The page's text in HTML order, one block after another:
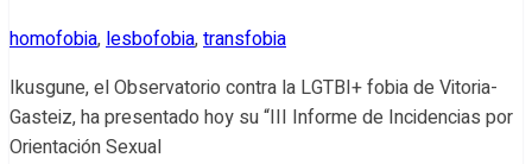
homofobia,lesbofobia,transfobia
Ikusgune, el Observatorio contra la LGTBI+ fobia de Vitoria-
Gasteiz, ha presentado hoy su “III Informe de Incidencias por
Orientación Sexual